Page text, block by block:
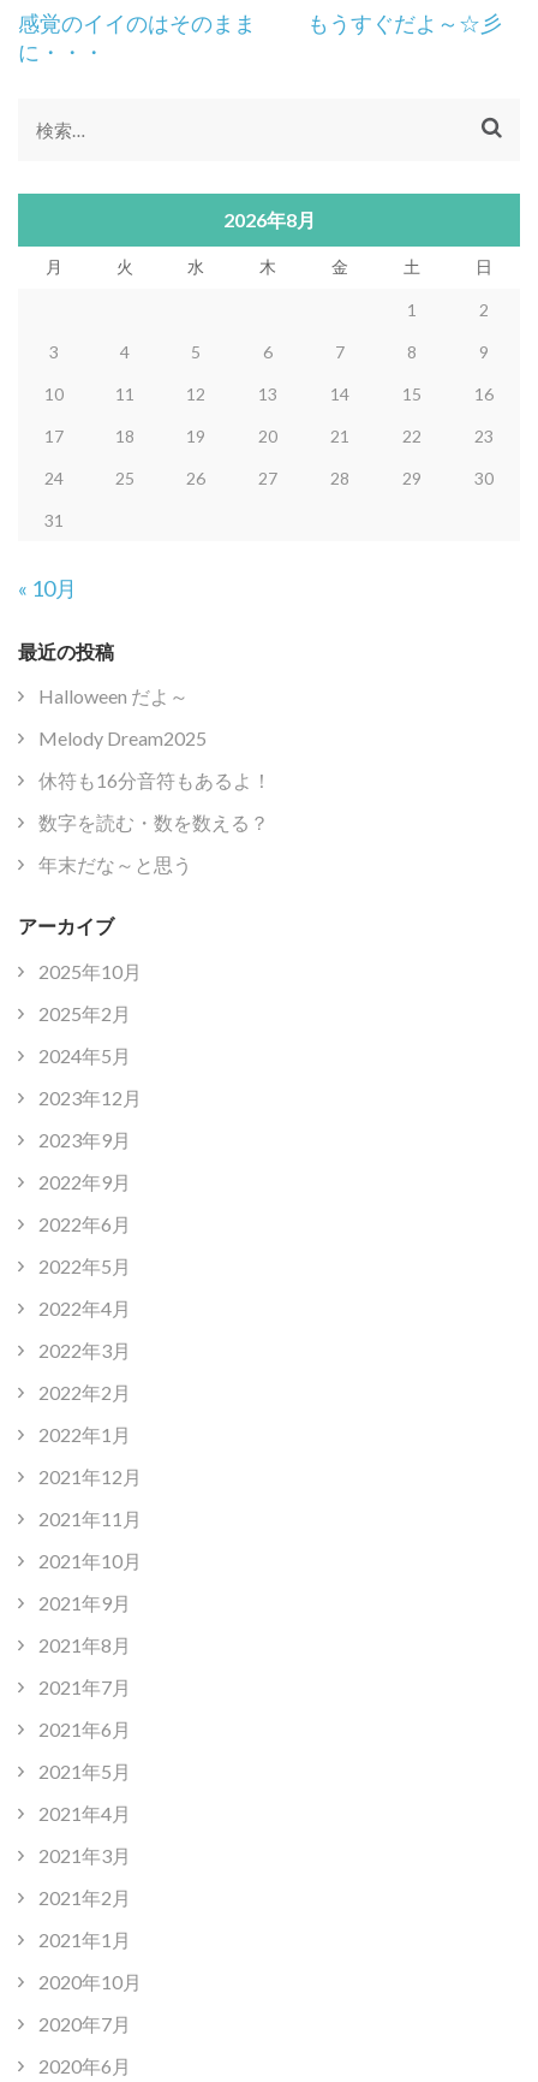
投
稿
ゲ
シ
ン
感覚のイイのはそのまま
に・・・
もうすぐだよ～☆彡
検
2026年8月
月 火 水 木 金 土 日
1 2
3 4 5 6 7 8 9
10 11 12 13 14 15 16
17 18 19 20 21 22 23
24 25 26 27 28 29 30
31
« 10月
最近の投稿
Halloween だよ～
Melody Dream2025
休符も16分音符もあるよ！
数字を読む・数を数える？
年末だな～と思う
アーカイブ
2025年10月
2025年2月
2024年5月
2023年12月
2023年9月
2022年9月
2022年6月
2022年5月
2022年4月
2022年3月
2022年2月
2022年1月
2021年12月
2021年11月
2021年10月
2021年9月
2021年8月
2021年7月
2021年6月
2021年5月
2021年4月
2021年3月
2021年2月
2021年1月
2020年10月
2020年7月
2020年6月